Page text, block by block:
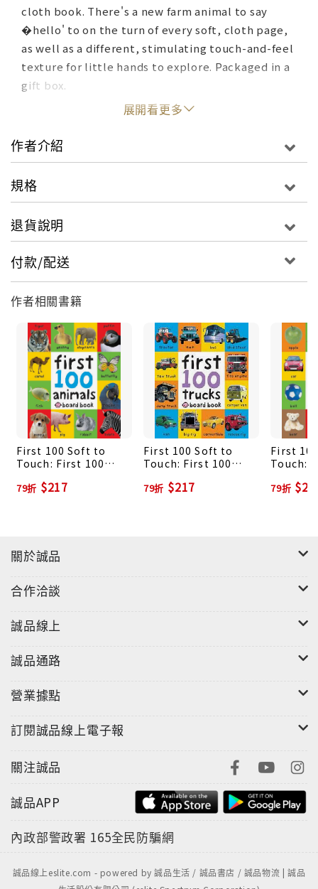
cloth book. There's a new farm animal to say
�hello' to on the turn of every soft, cloth page,
as well as a different, stimulating touch-and-feel
texture for little hands to explore. Packaged in a
gift box.
展開看更多
作者介紹
規格
退貨說明
付款/配送
作者相關書籍
First 100 Soft to
Touch: First 100
79折 $217
First 100 Soft to
Touch: First 100
79折 $217
First
Touch:
79折
關於誠品
合作洽談
誠品線上
誠品通路
營業據點
訂閱誠品線上電子報
關注誠品
誠品APP
內政部警政署 165全民防騙網
誠品線上eslite.com - powered by 誠品生活 / 誠品書店 / 誠品物流 | 誠品